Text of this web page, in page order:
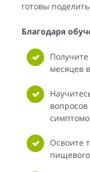
готовы
Благодаря
месяцев
Освоите